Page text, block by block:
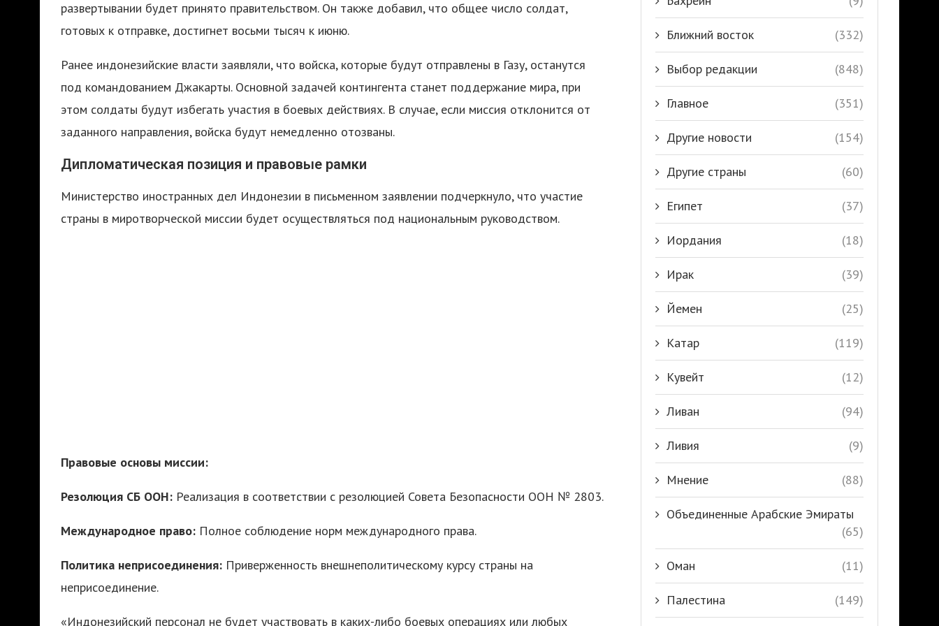
развертывании будет принято правительством. Он также добавил, что общее число солдат,
готовых к отправке, достигнет восьми тысяч к июню.
Ранее индонезийские власти заявляли, что войска, которые будут отправлены в Газу, останутся
под командованием Джакарты. Основной задачей контингента станет поддержание мира, при
этом солдаты будут избегать участия в боевых действиях. В случае, если миссия отклонится от
заданного направления, войска будут немедленно отозваны.
Дипломатическая позиция и правовые рамки
Министерство иностранных дел Индонезии в письменном заявлении подчеркнуло, что участие
страны в миротворческой миссии будет осуществляться под национальным руководством.
Правовые основы миссии:
Резолюция СБ ООН: Реализация в соответствии с резолюцией Совета Безопасности ООН № 2803.
Международное право: Полное соблюдение норм международного права.
Политика неприсоединения: Приверженность внешнеполитическому курсу страны на
неприсоединение.
«Индонезийский персонал не будет участвовать в каких-либо боевых операциях или любых
Ближний восток (332)
Выбор редакции (848)
Главное (351)
Другие новости (154)
Другие страны (60)
Египет (37)
Иордания (18)
Ирак (39)
Йемен (25)
Катар (119)
Кувейт (12)
Ливан (94)
Ливия (9)
Мнение (88)
Объединенные Арабские Эмираты
(65)
Оман (11)
Палестина (149)